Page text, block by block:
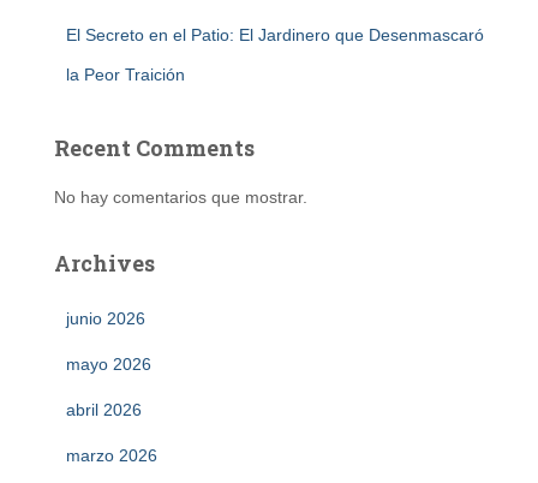
El Secreto en el Patio: El Jardinero que Desenmascaró
la Peor Traición
Recent Comments
No hay comentarios que mostrar.
Archives
junio 2026
mayo 2026
abril 2026
marzo 2026